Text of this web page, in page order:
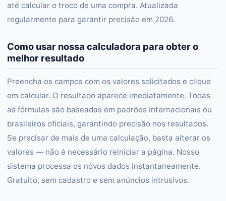
até calcular o troco de uma compra. Atualizada
regularmente para garantir precisão em 2026.
Como usar nossa calculadora para obter o
melhor resultado
Preencha os campos com os valores solicitados e clique
em calcular. O resultado aparece imediatamente. Todas
as fórmulas são baseadas em padrões internacionais ou
brasileiros oficiais, garantindo precisão nos resultados.
Se precisar de mais de uma calculação, basta alterar os
valores — não é necessário reiniciar a página. Nosso
sistema processa os novos dados instantaneamente.
Gratuito, sem cadastro e sem anúncios intrusivos.